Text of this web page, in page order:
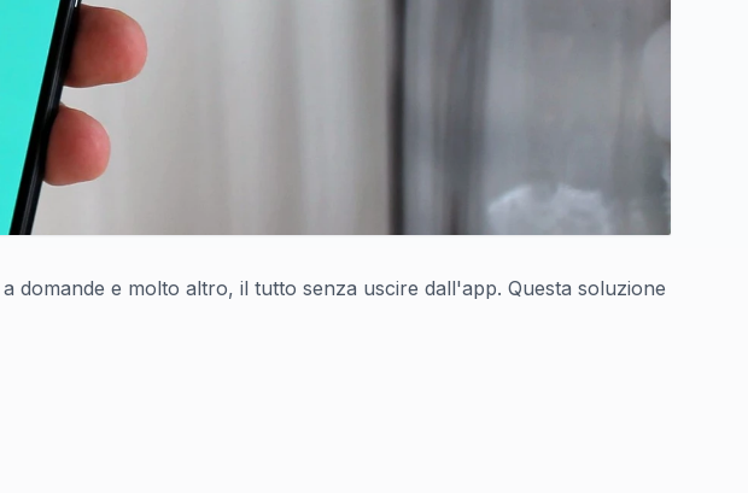
domande e molto altro, il tutto senza uscire dall'app. Questa soluzione